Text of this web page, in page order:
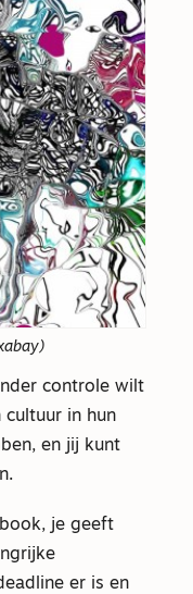
controle wilt
in hun
en jij kunt
je geeft
er is en